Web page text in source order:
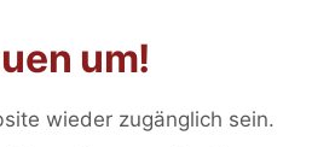
um!
wieder zugänglich sein.